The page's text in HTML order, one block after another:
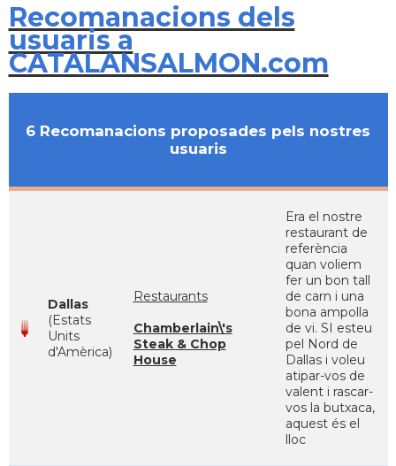
Recomanacions dels
usuaris a
CATALANSALMON.com
6 Recomanacions proposades pels nostres
usuaris
Dallas
(Estats
Units
d'Amèrica)
Restaurants
Chamberlain\'s
Steak & Chop
House
Era el nostre
restaurant de
referència
quan voliem
fer un bon tall
de carn i una
bona ampolla
de vi. SI esteu
pel Nord de
Dallas i voleu
atipar-vos de
valent i rascar-
vos la butxaca,
aquest és el
lloc